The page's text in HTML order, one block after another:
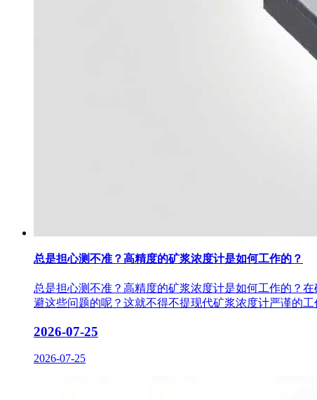
总是担心测不准？高精度的矿浆浓度计是如何工作的？
总是担心测不准？高精度的矿浆浓度计是如何工作的？
避这些问题的呢？这就不得不提现代矿浆浓度计严谨的
2026-07-25
2026-07-25